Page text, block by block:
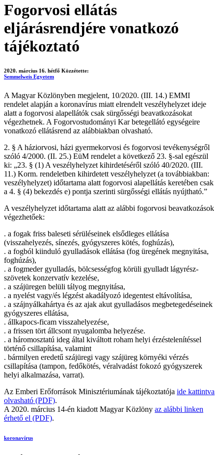
Fogorvosi ellátás
eljárásrendjére vonatkozó
tájékoztató
2020. március 16. hétfő Közzétette:
Semmelweis Egyetem
A Magyar Közlönyben megjelent, 10/2020. (III. 14.) EMMI
rendelet alapján a koronavírus miatt elrendelt veszélyhelyzet ideje
alatt a fogorvosi alapellátók csak sürgősségi beavatkozásokat
végezhetnek. A Fogorvostudományi Kar betegellátó egységeire
vonatkozó ellátásrend az alábbiakban olvasható.
2. § A háziorvosi, házi gyermekorvosi és fogorvosi tevékenységről
szóló 4/2000. (II. 25.) EüM rendelet a következő 23. §-sal egészül
ki: „23. § (1) A veszélyhelyzet kihirdetéséről szóló 40/2020. (III.
11.) Korm. rendeletben kihirdetett veszélyhelyzet (a továbbiakban:
veszélyhelyzet) időtartama alatt fogorvosi alapellátás keretében csak
a 4. § (4) bekezdés e) pontja szerinti sürgősségi ellátás nyújtható.”
A veszélyhelyzet időtartama alatt az alábbi fogorvosi beavatkozások
végezhetőek:
. a fogak friss baleseti sérüléseinek elsődleges ellátása
(visszahelyezés, sínezés, gyógyszeres kötés, foghúzás),
. a fogból kiinduló gyulladások ellátása (fog üregének megnyitása,
foghúzás),
. a fogmeder gyulladás, bölcsességfog körüli gyulladt lágyrész-
szövetek konzervatív kezelése,
. a szájüregen belüli tályog megnyitása,
. a nyelést vagy/és légzést akadályozó idegentest eltávolítása,
. a szájnyálkahártya és az ajak akut gyulladásos megbetegedéseinek
gyógyszeres ellátása,
. állkapocs-ficam visszahelyezése,
. a frissen tört állcsont nyugalomba helyezése.
. a háromosztatú ideg által kiváltott roham helyi érzéstelenítéssel
történő csillapítása, valamint
. bármilyen eredetű szájüregi vagy szájüreg környéki vérzés
csillapítása (tampon, fedőkötés, véralvadást fokozó gyógyszerek
helyi alkalmazása, varrat).
Az Emberi Erőforrások Minisztériumának tájékoztatója ide kattintva
olvasható (PDF).
A 2020. március 14-én kiadott Magyar Közlöny az alábbi linken
érhető el (PDF).
koronavírus